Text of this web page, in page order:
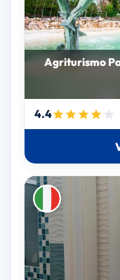
Agriturismo
4.4